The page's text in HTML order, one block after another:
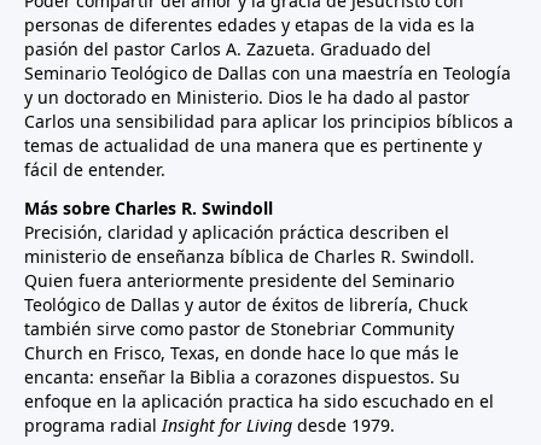
personas de diferentes edades y etapas de la vida es la
pasión del pastor Carlos A. Zazueta. Graduado del
Seminario Teológico de Dallas con una maestría en Teología
y un doctorado en Ministerio. Dios le ha dado al pastor
Carlos una sensibilidad para aplicar los principios bíblicos a
temas de actualidad de una manera que es pertinente y
fácil de entender.
Más sobre Charles R. Swindoll
Precisión, claridad y aplicación práctica describen el
ministerio de enseñanza bíblica de Charles R. Swindoll.
Quien fuera anteriormente presidente del Seminario
Teológico de Dallas y autor de éxitos de librería, Chuck
también sirve como pastor de Stonebriar Community
Church en Frisco, Texas, en donde hace lo que más le
encanta: enseñar la Biblia a corazones dispuestos. Su
enfoque en la aplicación practica ha sido escuchado en el
programa radialInsight for Living desde 1979.